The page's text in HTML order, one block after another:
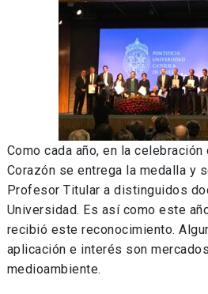
Como cada año, en la
Corazón se entrega la medalla y
Profesor Titular a distinguidos
Universidad. Es así como este
recibió este reconocimiento.
aplicación e interés son
medioambiente.